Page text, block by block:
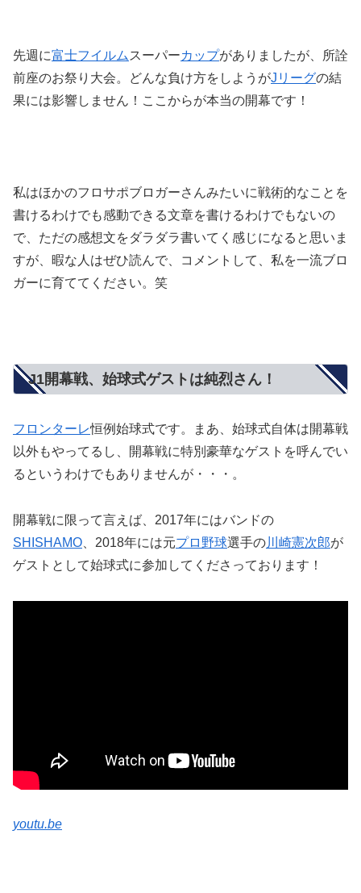
先週に富士フイルム スーパーカップがありましたが、所詮
前座のお祭り大会。どんな負け方をしようがJリーグの結
果には影響しません！ここからが本当の開幕です！
私はほかのフロサポブロガーさんみたいに戦術的なことを
書けるわけでも感動できる文章を書けるわけでもないの
で、ただの感想文をダラダラ書いてく感じになると思いま
すが、暇な人はぜひ読んで、コメントして、私を一流ブロ
ガーに育ててください。笑
J1開幕戦、始球式ゲストは純烈さん！
フロンターレ恒例始球式です。まあ、始球式自体は開幕戦
以外もやってるし、開幕戦に特別豪華なゲストを呼んでい
るというわけでもありませんが・・・。
開幕戦に限って言えば、2017年にはバンドの
SHISHAMO 、2018年には元プロ野球選手の川崎憲次郎が
ゲストとして始球式に参加してくださっております！
youtu.be